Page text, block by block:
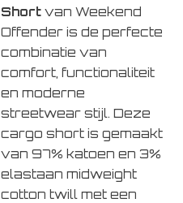
Short van Weekend
Offender is de perfecte
combinatie van
comfort, functionaliteit
en moderne
streetwear stijl. Deze
cargo short is gemaakt
van 97% katoen en 3%
elastaan midweight
cotton twill met een